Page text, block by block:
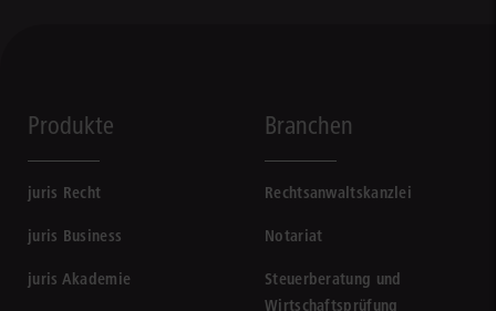
Produkte
juris Recht
juris Business
juris Akademie
Branchen
Rechtsanwaltskanzlei
Notariat
Steuerberatung und
Wirtschaftsprüfung